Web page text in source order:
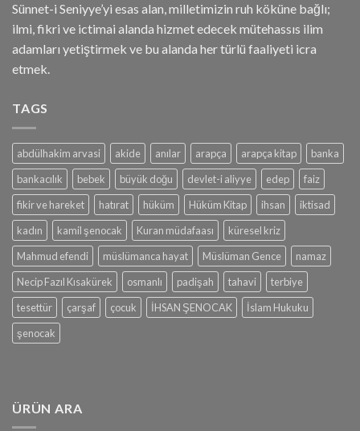
Sünnet-i Seniyye’yi esas alan, milletimizin ruh köküne bağlı;
ilmi, fikri ve ictimai alanda hizmet edecek mütehassıs ilim
adamları yetiştirmek ve bu alanda her türlü faaliyeti icra
etmek.
TAGS
abdülhakim arvasi akide anılar arapça arapça kitap
banka
bankacılık
bebek büyük doğu devlet-i aliyye edep
faiz
fikir ve hareket
hatırat hüküm Hüküm Kitap ihsan
iktisad
kadın
kamil şenocak Kuran müdafaası
küresel kriz
Mahmud efendi
müslümanca hayat Müslüman Gence
namaz
Necip Fazıl Kısakürek
osmanlı padişah tahavi
terbiye
tesettür
çarşaf çocuk İHSAN ŞENOCAK
İslam Hukuku
şenocak
ÜRÜN ARA